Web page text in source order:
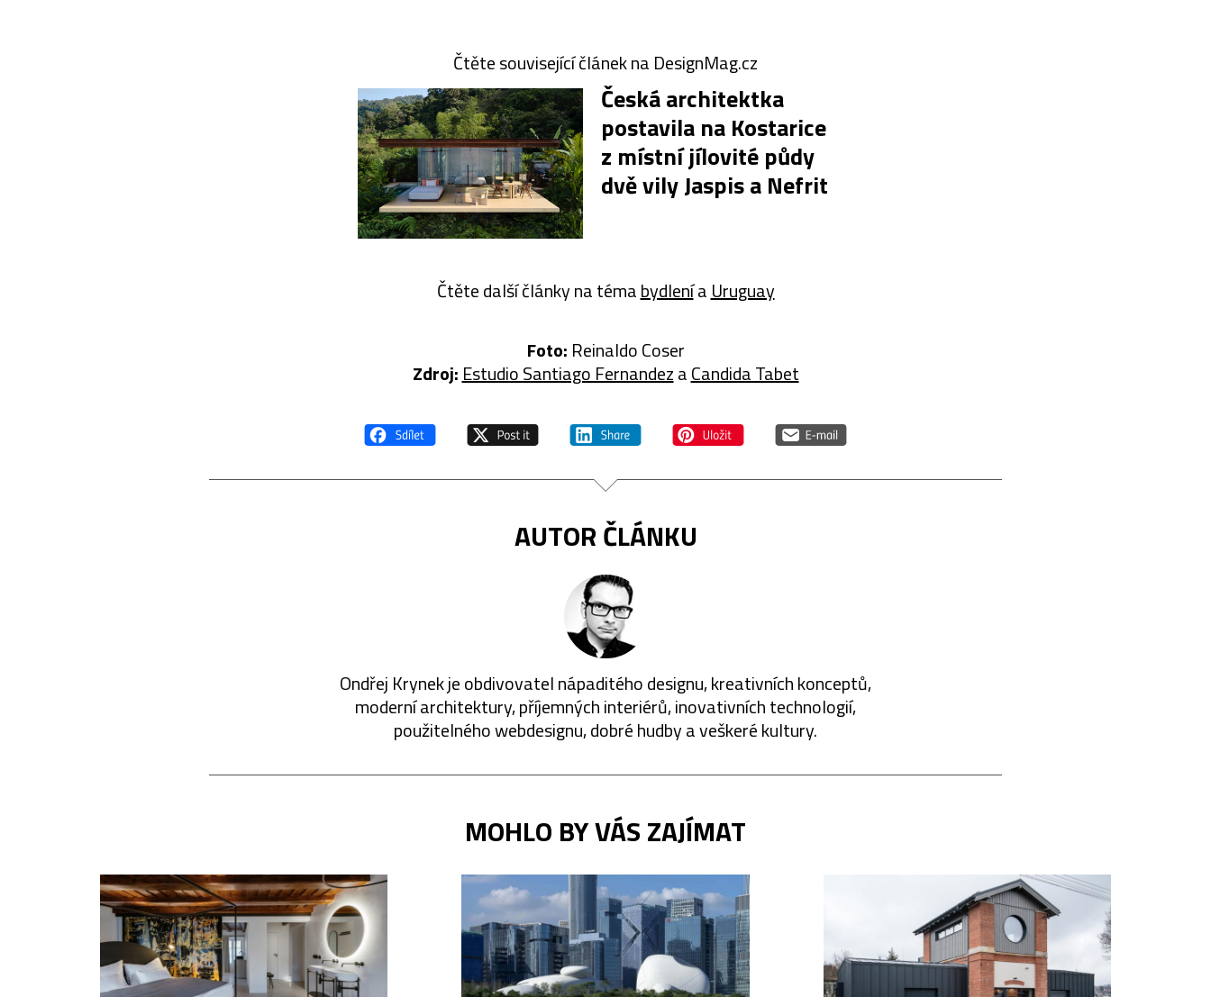
Čtěte související článek na DesignMag.cz
Česká architektka
postavila na Kostarice
z místní jílovité půdy
dvě vily Jaspis a Nefrit
Čtěte další články na témabydlenía Uruguay
Foto: Reinaldo Coser
Zdroj: Estudio Santiago FernandezaCandida Tabet
AUTOR ČLÁNKU
Ondřej Krynek je obdivovatel nápaditého designu, kreativních konceptů,
moderní architektury, příjemných interiérů, inovativních technologií,
použitelného webdesignu, dobré hudby a veškeré kultury.
MOHLO BY VÁS ZAJÍMAT